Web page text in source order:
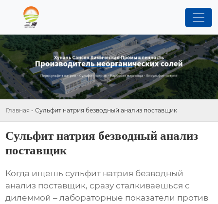
Главная - Сульфит натрия безводный анализ поставщик
Сульфит натрия безводный анализ
поставщик
Когда ищешь сульфит натрия безводный
анализ поставщик, сразу сталкиваешься с
дилеммой – лабораторные показатели против